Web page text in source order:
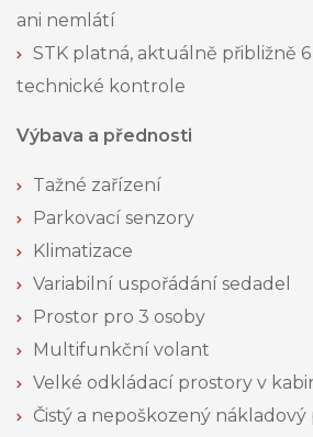
ani nemlátí
STK platná, aktuálně přibližně
technické kontrole
Výbava a přednosti
Tažné zařízení
Parkovací senzory
Klimatizace
Variabilní uspořádání sedadel
Prostor pro 3 osoby
Multifunkční volant
Velké odkládací prostory v
Čistý a nepoškozený nákladový